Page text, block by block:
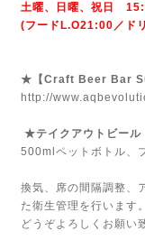
土曜、日曜、祝日
(フードL.O21:00／ド
★【Craft Beer Bar
http://
★テイクアウトビール
500mlペットボトル、
換気、席の間隔調整、
た衛生管理を行います。
どうぞよろしくお願い